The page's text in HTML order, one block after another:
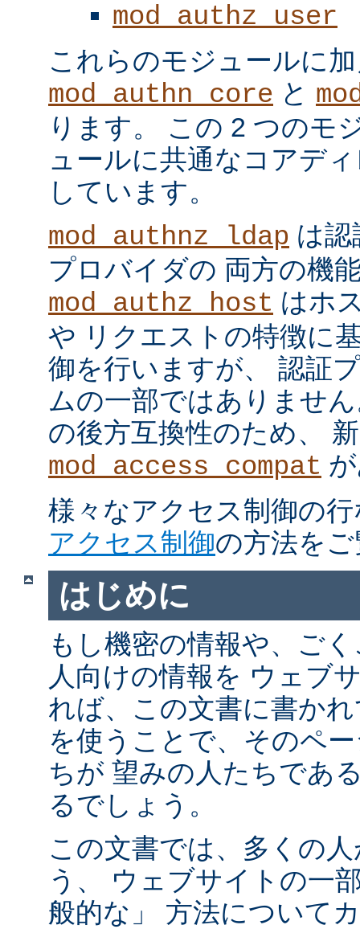
mod_authz_user
これらのモジュールに
mod_authn_core と
ります。 この 2 つのモ
ュールに共通なコアデ
しています。
mod_authnz_ldap は
プロバイダの 両方の機
mod_authz_host はホ
や リクエストの特徴に
御を行いますが、 認証
ムの一部ではありませ
の後方互換性のため、
mod_access_compat
様々なアクセス制御の
アクセス制御の方法を
はじめに
もし機密の情報や、ご
人向けの情報を ウェブ
れば、この文書に書か
を使うことで、そのペ
ちが 望みの人たちであ
るでしょう。
この文書では、多くの
う、 ウェブサイトの一
般的な」 方法について